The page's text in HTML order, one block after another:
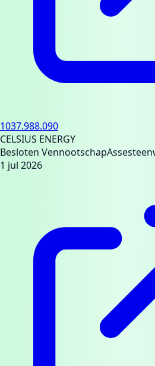
1037.988.090
CELSIUS ENERGY
Besloten Vennootschap
1 jul 2026